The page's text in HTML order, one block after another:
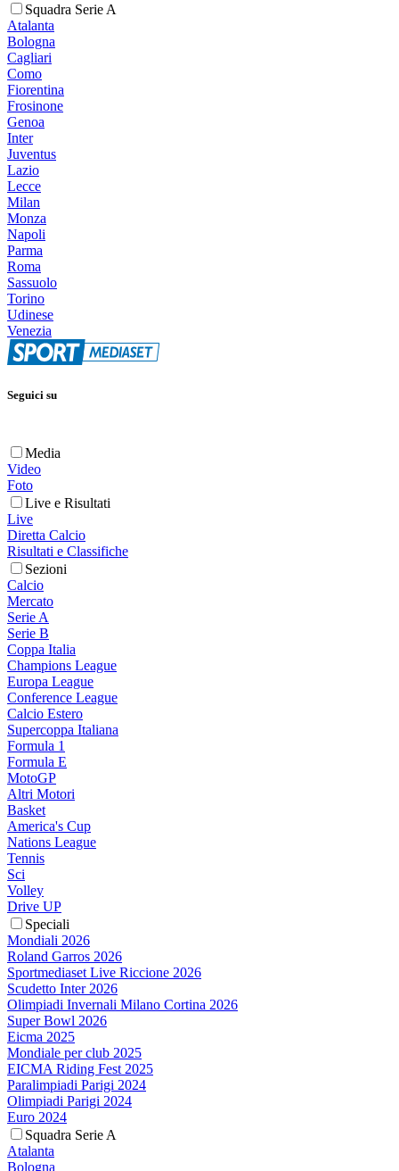
Squadra Serie A
Atalanta
Bologna
Cagliari
Como
Fiorentina
Frosinone
Genoa
Inter
Juventus
Lazio
Lecce
Milan
Monza
Napoli
Parma
Roma
Sassuolo
Torino
Udinese
Venezia
Seguici su
Media
Video
Foto
Live e Risultati
Live
Diretta Calcio
Risultati e Classifiche
Sezioni
Calcio
Mercato
Serie A
Serie B
Coppa Italia
Champions League
Europa League
Conference League
Calcio Estero
Supercoppa Italiana
Formula 1
Formula E
MotoGP
Altri Motori
Basket
America's Cup
Nations League
Tennis
Sci
Volley
Drive UP
Speciali
Mondiali 2026
Roland Garros 2026
Sportmediaset Live Riccione 2026
Scudetto Inter 2026
Olimpiadi Invernali Milano Cortina 2026
Super Bowl 2026
Eicma 2025
Mondiale per club 2025
EICMA Riding Fest 2025
Paralimpiadi Parigi 2024
Olimpiadi Parigi 2024
Euro 2024
Squadra Serie A
Atalanta
Bologna